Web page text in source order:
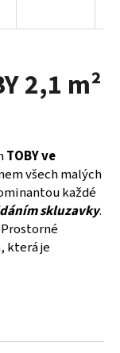
2,1 m²
TOBY ve
všech malých
každé
skluzavky.
která je